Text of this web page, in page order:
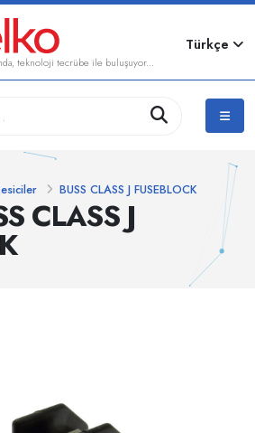
teknoloji tecrübe ile buluşuyor...
Türkçe
CLASS J
BUSS CLASS J FUSEBLOCK